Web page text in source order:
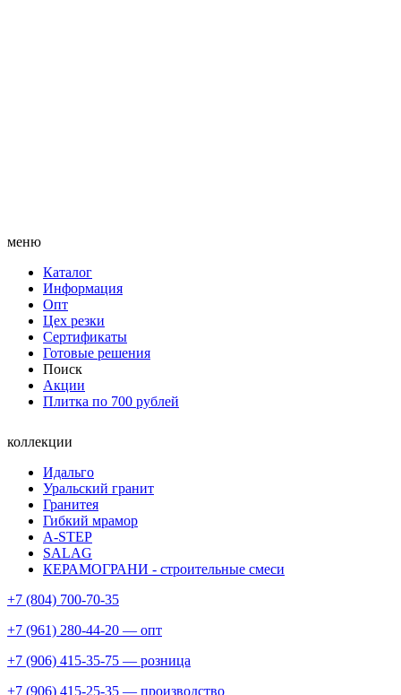
меню
Каталог
Информация
Опт
Цех резки
Сертификаты
Готовые решения
Поиск
Акции
Плитка по 700 рублей
коллекции
Идальго
Уральский гранит
Гранитея
Гибкий мрамор
A-STEP
SALAG
КЕРАМОГРАНИ - строительные смеси
+7 (804) 700-70-35
+7 (961) 280-44-20 — опт
+7 (906) 415-35-75 — розница
+7 (906) 415-25-35 — производство